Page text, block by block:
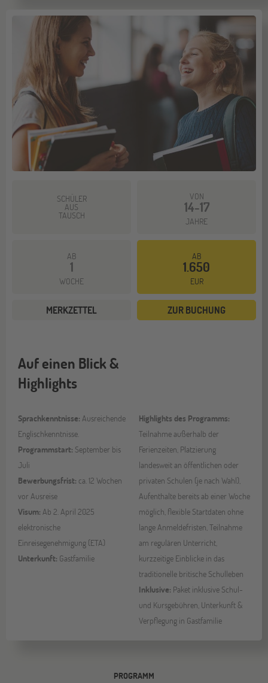
SCHÜLER
AUS
TAUSCH
VON
14-17
JAHRE
AB
1
WOCHE
AB
1.650
EUR
MERKZETTEL ZUR BUCHUNG
Auf einen Blick &
Highlights
Sprachkenntnisse: Ausreichende
Englischkenntnisse.
Programmstart: September bis
Juli
Bewerbungsfrist: ca. 12 Wochen
vor Ausreise
Visum: Ab 2. April 2025
elektronische
Einreisegenehmigung (ETA)
Unterkunft: Gastfamilie
Highlights des Programms:
Teilnahme außerhalb der
Ferienzeiten, Platzierung
landesweit an öffentlichen oder
privaten Schulen (je nach Wahl),
Aufenthalte bereits ab einer Woche
möglich, flexible Startdaten ohne
lange Anmeldefristen, Teilnahme
am regulären Unterricht,
kurzzeitige Einblicke in das
traditionelle britische Schulleben
Inklusive: Paket inklusive Schul-
und Kursgebühren, Unterkunft &
Verpflegung in Gastfamilie
PROGRAMM